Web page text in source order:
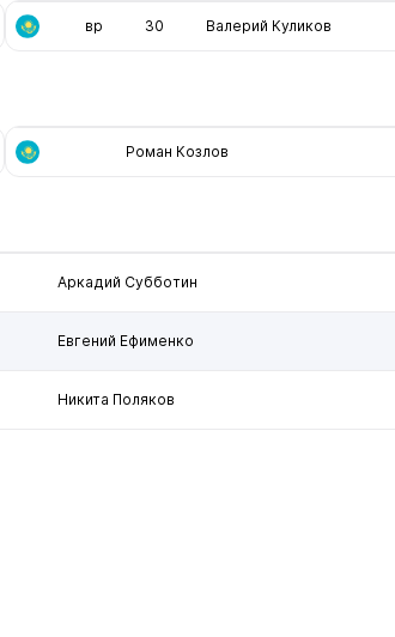
вр 30 Валерий Куликов
Роман Козлов
Аркадий Субботин
Евгений Ефименко
Никита Поляков